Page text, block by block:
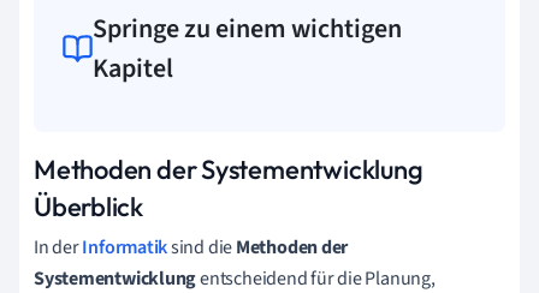
Springe zu einem wichtigen
Kapitel
Methoden der Systementwicklung
Überblick
In derInformatiksind dieMethoden der
Systementwicklungentscheidend für die Planung,